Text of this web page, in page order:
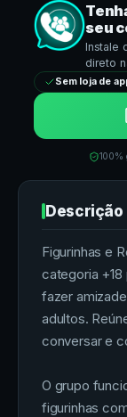
seu
Instale
direto
Sem loja de
100%
Descrição
Figurinhas e
categoria +18
fazer
adultos.
conversar e
O grupo
figurinhas